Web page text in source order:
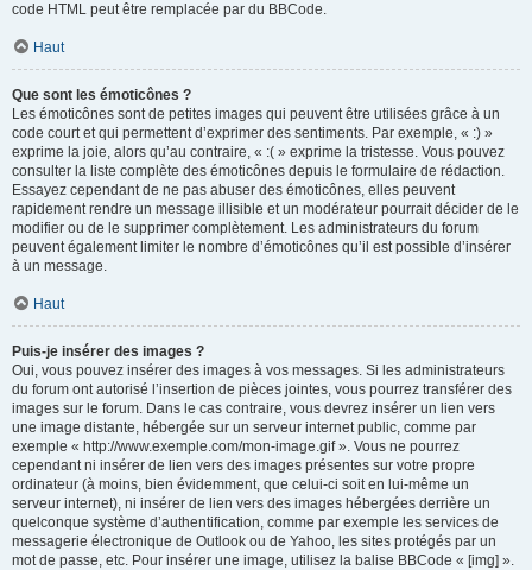
code HTML peut être remplacée par du BBCode.
Haut
Que sont les émoticônes ?
Les émoticônes sont de petites images qui peuvent être utilisées grâce à un
code court et qui permettent d’exprimer des sentiments. Par exemple, « :) »
exprime la joie, alors qu’au contraire, « :( » exprime la tristesse. Vous pouvez
consulter la liste complète des émoticônes depuis le formulaire de rédaction.
Essayez cependant de ne pas abuser des émoticônes, elles peuvent
rapidement rendre un message illisible et un modérateur pourrait décider de le
modifier ou de le supprimer complètement. Les administrateurs du forum
peuvent également limiter le nombre d’émoticônes qu’il est possible d’insérer
à un message.
Haut
Puis-je insérer des images ?
Oui, vous pouvez insérer des images à vos messages. Si les administrateurs
du forum ont autorisé l’insertion de pièces jointes, vous pourrez transférer des
images sur le forum. Dans le cas contraire, vous devrez insérer un lien vers
une image distante, hébergée sur un serveur internet public, comme par
exemple « http://www.exemple.com/mon-image.gif ». Vous ne pourrez
cependant ni insérer de lien vers des images présentes sur votre propre
ordinateur (à moins, bien évidemment, que celui-ci soit en lui-même un
serveur internet), ni insérer de lien vers des images hébergées derrière un
quelconque système d’authentification, comme par exemple les services de
messagerie électronique de Outlook ou de Yahoo, les sites protégés par un
mot de passe, etc. Pour insérer une image, utilisez la balise BBCode « [img] ».